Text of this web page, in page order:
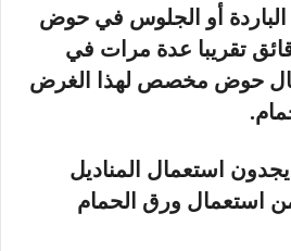
الباردة أو الجلوس في حوض
دافئ لمدة 10 دقائق تقريبا عدة مرات في
حوض مخصص لهذا الغرض
استعمال المناديل
من استعمال ورق الحمام